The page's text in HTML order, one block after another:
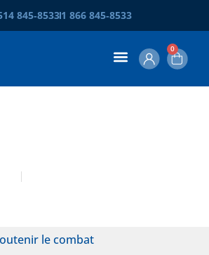
845‑85331 866 845‑8533
0
le combat